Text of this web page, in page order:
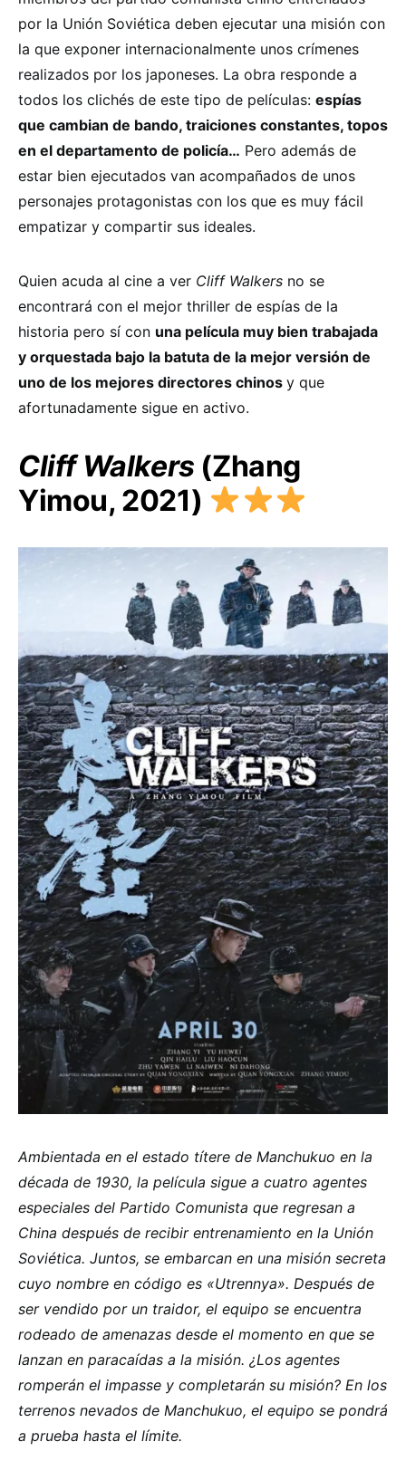
por la Unión Soviética deben ejecutar una misión con
la que exponer internacionalmente unos crímenes
realizados por los japoneses. La obra responde a
todos los clichés de este tipo de películas: espías
que cambian de bando, traiciones constantes, topos
en el departamento de policía… Pero además de
estar bien ejecutados van acompañados de unos
personajes protagonistas con los que es muy fácil
empatizar y compartir sus ideales.
Quien acuda al cine a ver Cliff Walkers no se
encontrará con el mejor thriller de espías de la
historia pero sí con una película muy bien trabajada
y orquestada bajo la batuta de la mejor versión de
uno de los mejores directores chinos y que
afortunadamente sigue en activo.
Cliff Walkers (Zhang
Yimou, 2021)
Ambientada en el estado títere de Manchukuo en la
década de 1930, la película sigue a cuatro agentes
especiales del Partido Comunista que regresan a
China después de recibir entrenamiento en la Unión
Soviética. Juntos, se embarcan en una misión secreta
cuyo nombre en código es «Utrennya». Después de
ser vendido por un traidor, el equipo se encuentra
rodeado de amenazas desde el momento en que se
lanzan en paracaídas a la misión. ¿Los agentes
romperán el impasse y completarán su misión? En los
terrenos nevados de Manchukuo, el equipo se pondrá
a prueba hasta el límite.